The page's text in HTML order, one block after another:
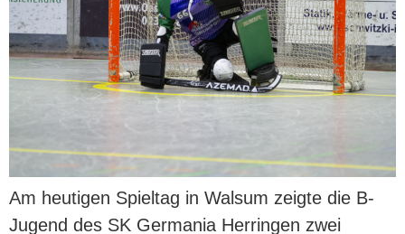
Am heutigen Spieltag in Walsum zeigte die B-
Jugend des SK Germania Herringen zwei